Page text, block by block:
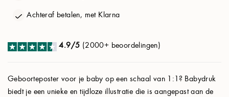
Gegevens
Product
€ 64.80 € 41.94
Achteraf betalen, met Klarna
4.9/5 (2000+ beoordelingen)
Geboorteposter voor je baby op een schaal van 1:1? Babydruk
biedt je een unieke en tijdloze illustratie die is aangepast aan de